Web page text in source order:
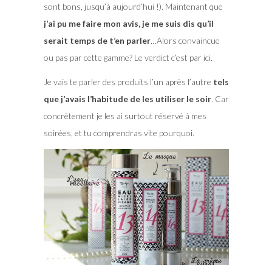
sont bons, jusqu’à aujourd’hui !). Maintenant que
j’ai pu me faire mon avis, je me suis dis qu’il
serait temps de t’en parler…Alors convaincue
ou pas par cette gamme? Le verdict c’est par ici.
Je vais te parler des produits l’un après l’autre tels
que j’avais l’habitude de les utiliser le soir. Car
concrètement je les ai surtout réservé à mes
soirées, et tu comprendras vite pourquoi.